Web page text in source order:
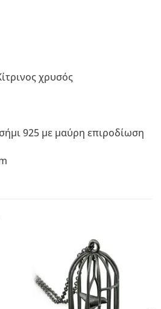
χρυσός
925 με μαύρη επιροδίωση